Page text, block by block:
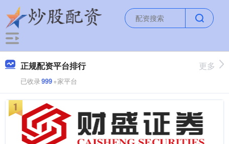
正规配资平台排行
已收录999+家平台
更多